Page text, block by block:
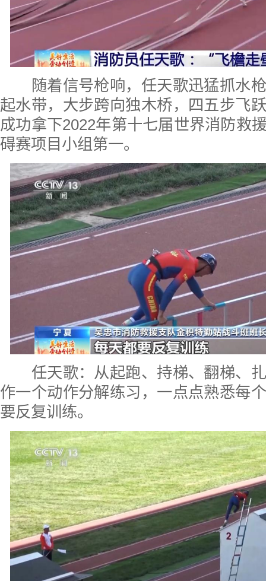
随着信号枪响，任天歌迅猛抓水枪
起水带，大步跨向独木桥，四五步飞
成功拿下2022年第十七届世界消防救
碍赛项目小组第一。
任天歌：从起跑、持梯、翻梯、扎
作一个动作分解练习，一点点熟悉每
要反复训练。